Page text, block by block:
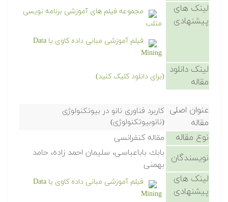
لینک های
پیشنهادی
مجموعه فیلم های آموزشی برنامه نویسی
متلب
فیلم آموزشی مبانی داده کاوی یا Data
Mining
لینک دانلود
مقاله
(برای دانلود کلیک کنید)
عنوان اصلی
مقاله
كاربرد فناوری نانو در بیوتكنولوژی
(نانوبیوتكنولوژی)
نوع مقاله مقاله کنفرانسی
نویسندگان
بابك باباعباسی، سلیمان احمد زاده، حامد
بهمنی
لینک های
پیشنهادی
فیلم آموزشی مبانی داده کاوی یا Data
Mining